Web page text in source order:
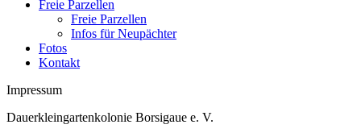
Freie Parzellen
Freie Parzellen
Infos für Neupächter
Fotos
Kontakt
Impressum
Dauerkleingartenkolonie Borsigaue e. V.